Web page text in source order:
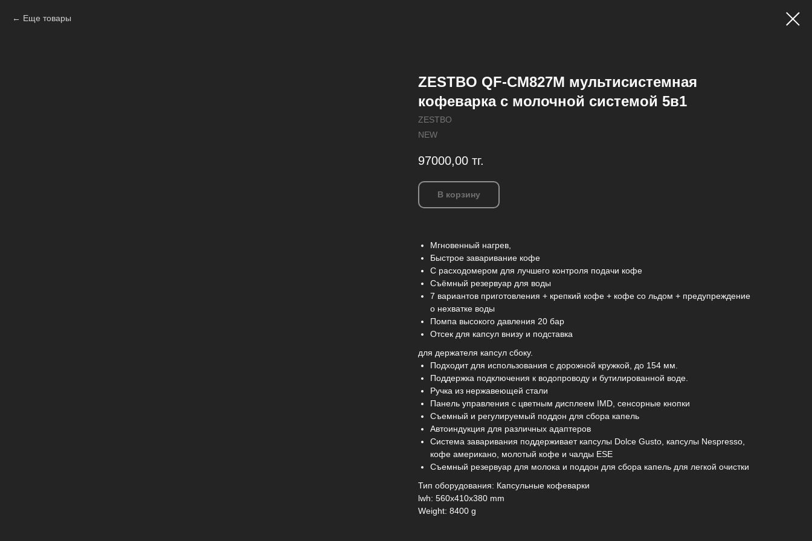
Еще товары
ZESTBO QF-CM827М мультисистемная
кофеварка с молочной системой 5в1
ZESTBO
NEW
97000,00 тг.
В корзину
Мгновенный нагрев,
Быстрое заваривание кофе
С расходомером для лучшего контроля подачи кофе
Съёмный резервуар для воды
7 вариантов приготовления + крепкий кофе + кофе со льдом + предупреждение
о нехватке воды
Помпа высокого давления 20 бар
Отсек для капсул внизу и подставка
для держателя капсул сбоку.
Подходит для использования с дорожной кружкой, до 154 мм.
Поддержка подключения к водопроводу и бутилированной воде.
Ручка из нержавеющей стали
Панель управления с цветным дисплеем IMD, сенсорные кнопки
Съемный и регулируемый поддон для сбора капель
Автоиндукция для различных адаптеров
Система заваривания поддерживает капсулы Dolce Gusto, капсулы Nespresso,
кофе американо, молотый кофе и чалды ESE
Съемный резервуар для молока и поддон для сбора капель для легкой очистки
Тип оборудования: Капсульные кофеварки
lwh: 560x410x380 mm
Weight: 8400 g